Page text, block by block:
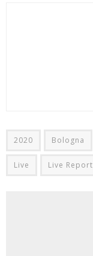
2020 Bologna
Live Live Report